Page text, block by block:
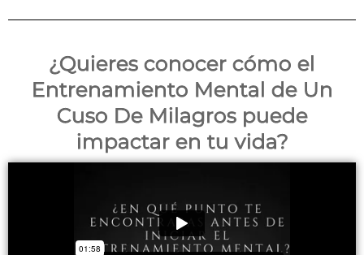
¿Quieres conocer cómo el
Entrenamiento Mental de Un
Cuso De Milagros puede
impactar en tu vida?